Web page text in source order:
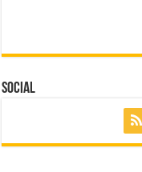
Social